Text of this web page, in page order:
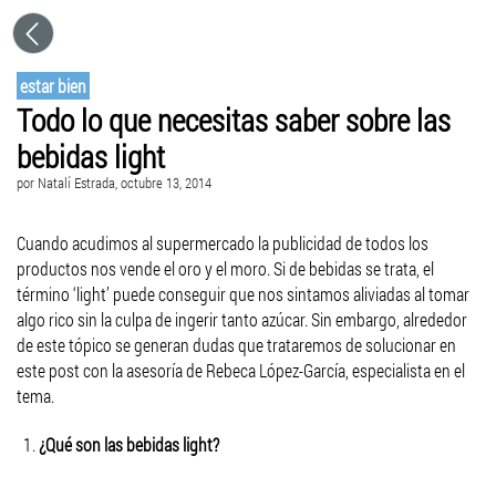
estar bien
Todo lo que necesitas saber sobre las
bebidas light
por Natalí Estrada, octubre 13, 2014
Cuando acudimos al supermercado la publicidad de todos los
productos nos vende el oro y el moro. Si de bebidas se trata, el
término ‘light’ puede conseguir que nos sintamos aliviadas al tomar
algo rico sin la culpa de ingerir tanto azúcar. Sin embargo, alrededor
de este tópico se generan dudas que trataremos de solucionar en
este post con la asesoría de Rebeca López-García, especialista en el
tema.
¿Qué son las bebidas light?